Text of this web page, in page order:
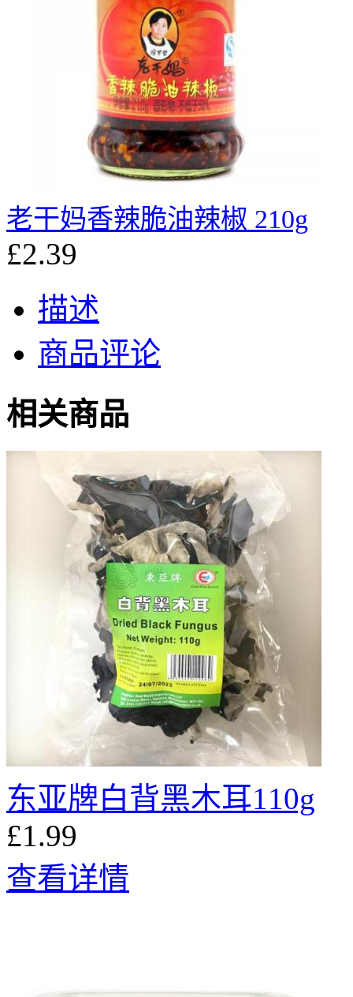
老干妈香辣脆油辣椒 210g
£2.39
描述
商品评论
相关商品
东亚牌白背黑木耳110g
£1.99
查看详情